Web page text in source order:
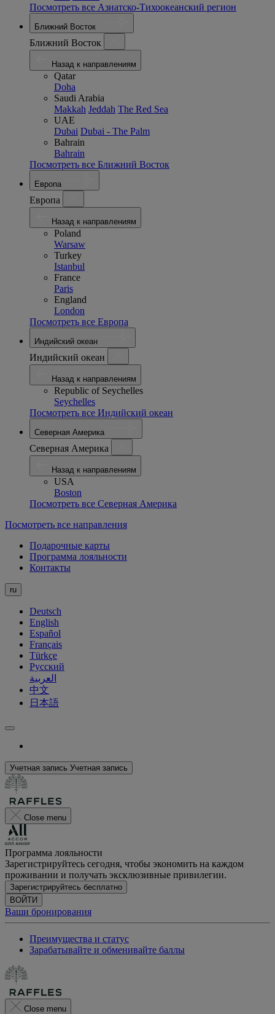
Посмотреть все Азиатско-Тихоокеанский регион
Ближний Восток
Ближний Восток
Назад к направлениям
Qatar
Doha
Saudi Arabia
Makkah Jeddah The Red Sea
UAE
Dubai Dubai - The Palm
Bahrain
Bahrain
Посмотреть все Ближний Восток
Европа
Европа
Назад к направлениям
Poland
Warsaw
Turkey
Istanbul
France
Paris
England
London
Посмотреть все Европа
Индийский океан
Индийский океан
Назад к направлениям
Republic of Seychelles
Seychelles
Посмотреть все Индийский океан
Северная Америка
Северная Америка
Назад к направлениям
USA
Boston
Посмотреть все Северная Америка
Посмотреть все направления
Подарочные карты
Программа лояльности
Контакты
ru
Deutsch
English
Español
Français
Türkçe
Русский
العربية
中文
日本語
Учетная запись Учетная запись
Close menu
Программа лояльности
Зарегистрируйтесь сегодня, чтобы экономить на каждом
проживании и получать эксклюзивные привилегии.
Зарегистрируйтесь бесплатно
ВОЙТИ
Ваши бронирования
Преимущества и статус
Зарабатывайте и обменивайте баллы
Close menu